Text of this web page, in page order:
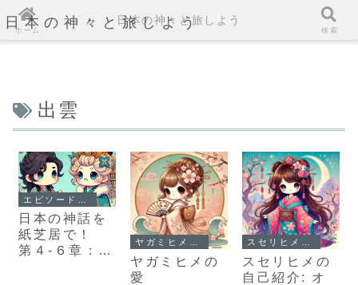
日本の神々と旅しよう
出雲
日本の神話を
紙芝居で！
第４-６章：オ
ヤガミヒメの
愛
スセリヒメの
自己紹介: オ
ホーム
日本の神々と旅しよう
検索